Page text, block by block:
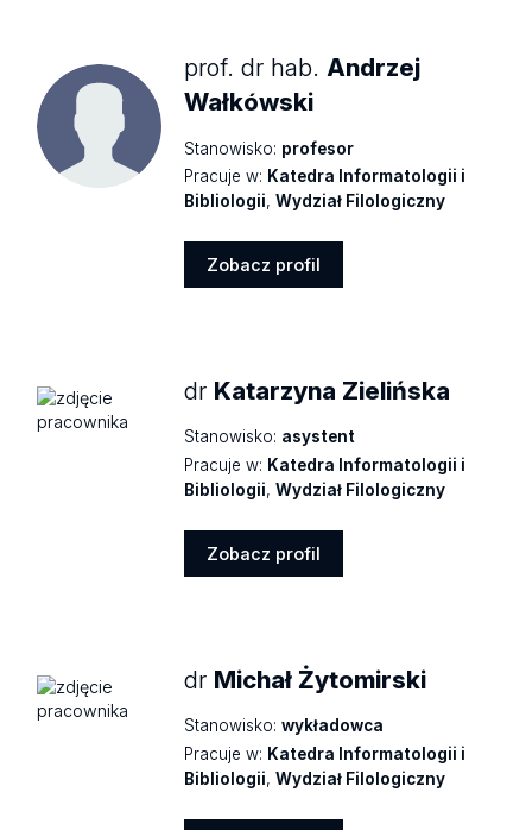
prof. dr hab.Andrzej
Wałkówski
Stanowisko: profesor
Pracuje w: Katedra Informatologii i
Bibliologii,Wydział Filologiczny
Zobacz profil
dr Katarzyna Zielińska
Stanowisko: asystent
Pracuje w: Katedra Informatologii i
Bibliologii,Wydział Filologiczny
Zobacz profil
dr Michał Żytomirski
Stanowisko: wykładowca
Pracuje w: Katedra Informatologii i
Bibliologii,Wydział Filologiczny